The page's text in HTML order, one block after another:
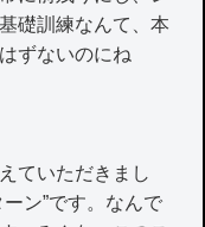
礎訓練なんて、本
ずないのにね
ていただきまし
ン”です。なんで